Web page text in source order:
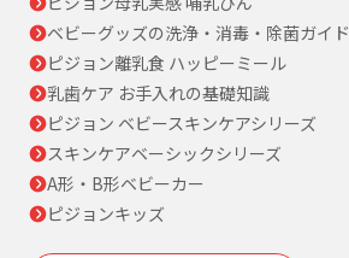
ベビーグッズの洗浄・消毒・除菌ガイド
ピジョン離乳食 ハッピーミール
乳歯ケア お手入れの基礎知識
ピジョン ベビースキンケアシリーズ
スキンケアベーシックシリーズ
A形・B形ベビーカー
ピジョンキッズ